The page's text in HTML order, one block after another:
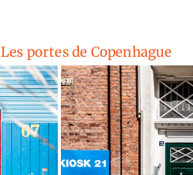
Les portes de Copenhague